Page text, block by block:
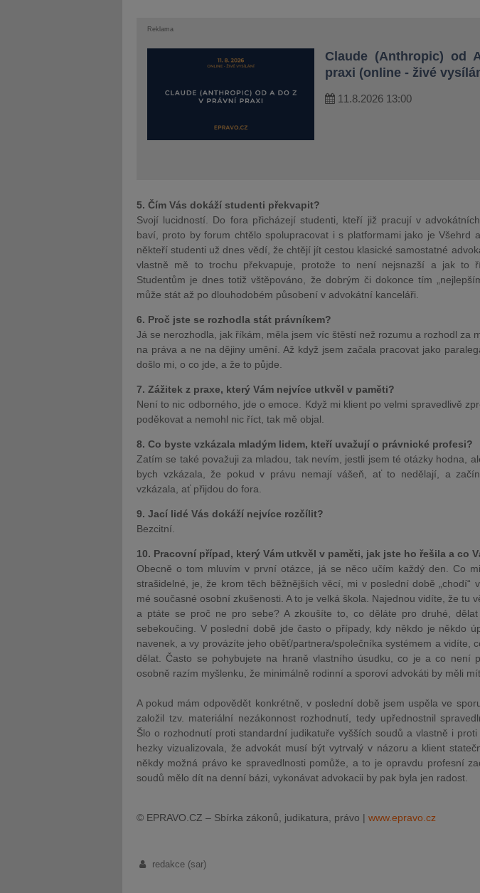
Reklama
Claude (Anthropic) od
praxi (online - živé
11.8.2026 13:00
5. Čím Vás dokáží studenti překvapit?
Svojí lucidností. Do fora přicházejí studenti, kteří již pracují v
baví, proto by forum chtělo spolupracovat i s platformami jako je Všehrd
někteří studenti už dnes vědí, že chtějí jít cestou klasické samostatné
vlastně mě to trochu překvapuje, protože to není nejsnazší a jak to
Studentům je dnes totiž vštěpováno, že dobrým či dokonce tím
může stát až po dlouhodobém působení v advokátní kanceláři.
6. Proč jste se rozhodla stát právníkem?
Já se nerozhodla, jak říkám, měla jsem víc štěstí než rozumu a rozhodl za
na práva a ne na dějiny umění. Až když jsem začala pracovat jako
došlo mi, o co jde, a že to půjde.
7. Zážitek z praxe, který Vám nejvíce utkvěl v paměti?
Není to nic odborného, jde o emoce. Když mi klient po velmi spravedlivě
poděkovat a nemohl nic říct, tak mě objal.
8. Co byste vzkázala mladým lidem, kteří uvažují o právnické profesi?
Zatím se také považuji za mladou, tak nevím, jestli jsem té otázky hodna,
bych vzkázala, že pokud v právu nemají vášeň, ať to nedělají, a
vzkázala, ať přijdou do fora.
9. Jací lidé Vás dokáží nejvíce rozčílit?
Bezcitní.
10. Pracovní případ, který Vám utkvěl v paměti, jak jste ho řešila a co
Obecně o tom mluvím v první otázce, já se něco učím každý den. Co
strašidelné, je, že krom těch běžnějších věcí, mi v poslední době „chodí“
mé současné osobní zkušenosti. A to je velká škola. Najednou vidíte, že tu
a ptáte se proč ne pro sebe? A zkoušíte to, co děláte pro druhé,
sebekoučing. V poslední době jde často o případy, kdy někdo je někdo
navenek, a vy provázíte jeho oběť/partnera/společníka systémem a vidíte,
dělat. Často se pohybujete na hraně vlastního úsudku, co je a co není
osobně razím myšlenku, že minimálně rodinní a sporoví advokáti by měli
A pokud mám odpovědět konkrétně, v poslední době jsem uspěla ve
založil tzv. materiální nezákonnost rozhodnutí, tedy upřednostnil
Šlo o rozhodnutí proti standardní judikatuře vyšších soudů a vlastně i proti
hezky vizualizovala, že advokát musí být vytrvalý v názoru a klient
někdy možná právo ke spravedlnosti pomůže, a to je opravdu profesní
soudů mělo dít na denní bázi, vykonávat advokacii by pak byla jen radost.
© EPRAVO.CZ – Sbírka zákonů, judikatura, právo | www.epravo.cz
redakce (sar)